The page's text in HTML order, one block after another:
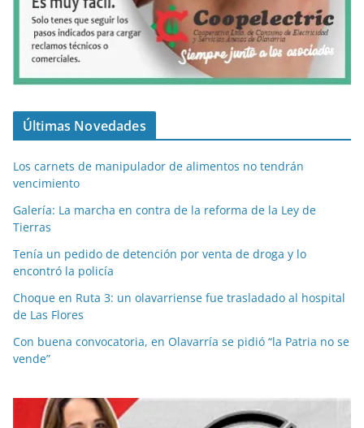
Últimas Novedades
Los carnets de manipulador de alimentos no tendrán
vencimiento
Galería: La marcha en contra de la reforma de la Ley de
Tierras
Tenía un pedido de detención por venta de droga y lo
encontró la policía
Choque en Ruta 3: un olavarriense fue trasladado al hospital
de Las Flores
Con buena convocatoria, en Olavarría se pidió “la Patria no se
vende”